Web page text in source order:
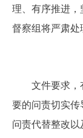
理、有序推进，
督察组将严肃处
文件要求，
要的问责切实
问责代替整改